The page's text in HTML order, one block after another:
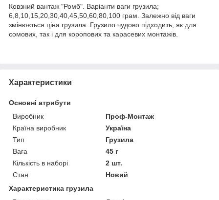
Ковзний вантаж "Ромб". Варіанти ваги грузила;
6,8,10,15,20,30,40,45,50,60,80,100 грам. Залежно від ваги
змінюється ціна грузила. Грузило чудово підходить, як для
сомових, так і для коропових та карасевих монтажів.
Характеристики
Основні атрибути
Виробник
Проф-Монтаж
Країна виробник
Україна
Тип
Грузила
Вага
45 г
Кількість в наборі
2 шт.
Стан
Новий
Характеристика грузила